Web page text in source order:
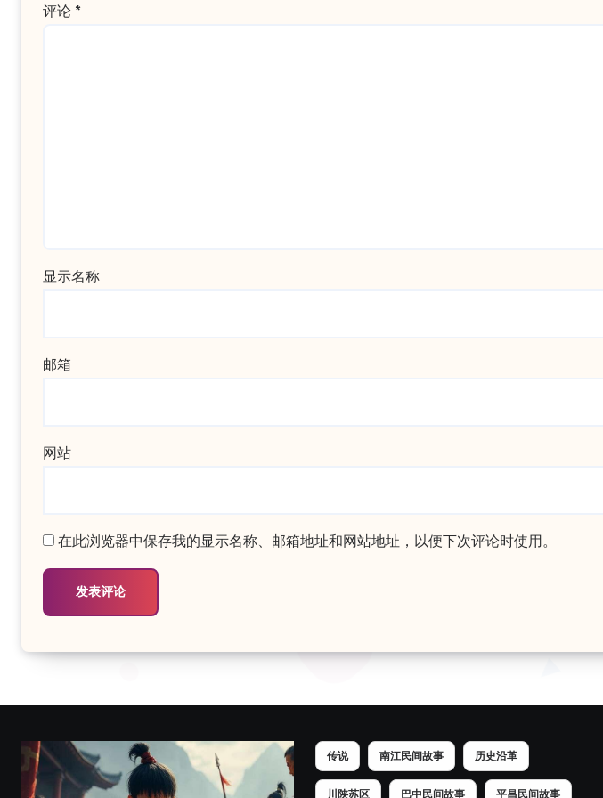
评论 *
显示名称
邮箱
网站
在此浏览器中保存我的显示名称、邮箱地址和网站地址，以便下次评论时使用。
传说 南江民间故事 历史沿革
川陕苏区 巴中民间故事 平昌民间故事